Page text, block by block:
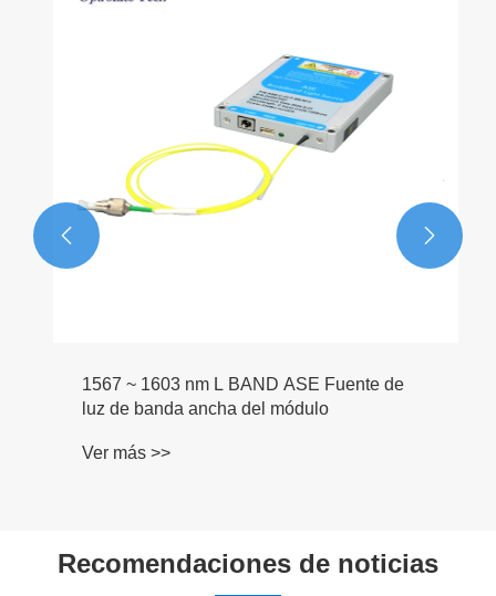
1567 ~ 1603 nm L BAND ASE Fuente de
luz de banda ancha del módulo
Ver más >>
 
Recomendaciones de noticias